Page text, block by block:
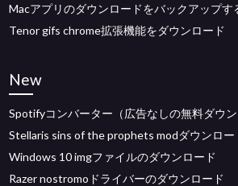
Macアプリのダウンロードをバックアップす
Tenor gifs chrome拡張機能をダウンロード
New
Spotifyコンバーター（広告なしの無料ダウン
Stellaris sins of the prophets modダウンロー
Windows 10 imgファイルのダウンロード
Razer nostromoドライバーのダウンロード